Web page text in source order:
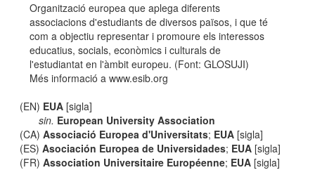
Organització europea que aplega diferents
associacions d'estudiants de diversos països, i que té
com a objectiu representar i promoure els interessos
educatius, socials, econòmics i culturals de
l'estudiantat en l'àmbit europeu. (Font: GLOSUJI)
Més informació a www.esib.org
(EN) EUA [sigla]
sin. European University Association
(CA)Associació Europea d'Universitats; EUA [sigla]
(ES)Asociación Europea de Universidades; EUA [sigla]
(FR)Association Universitaire Européenne; EUA [sigla]